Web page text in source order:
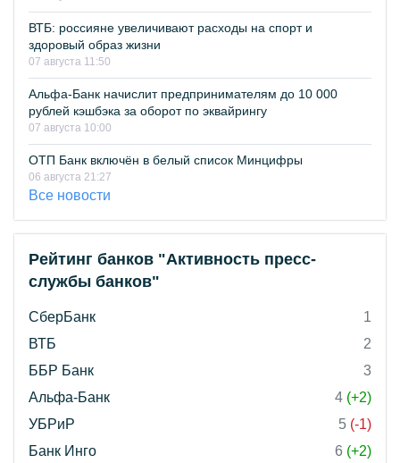
ВТБ: россияне увеличивают расходы на спорт и
здоровый образ жизни
07 августа 11:50
Альфа-Банк начислит предпринимателям до 10 000
рублей кэшбэка за оборот по эквайрингу
07 августа 10:00
ОТП Банк включён в белый список Минцифры
06 августа 21:27
Все новости
Рейтинг банков "Активность пресс-
службы банков"
СберБанк
1
ВТБ
2
ББР Банк
3
Альфа-Банк
4 (+2)
УБРиР
5 (-1)
Банк Инго
6 (+2)